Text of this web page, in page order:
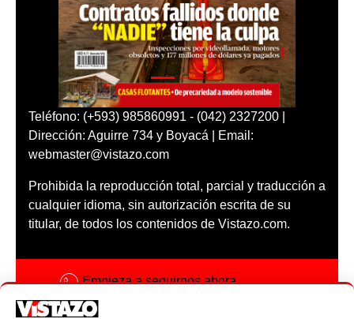
Teléfono: (+593) 985860991 - (042) 2327200 |
Dirección: Aguirre 734 y Boyacá | Email:
webmaster@vistazo.com
Prohibida la reproducción total, parcial y traducción a
cualquier idioma, sin autorización escrita de su
titular, de todos los contenidos de Vistazo.com.
Empieza a seguirnos ahora